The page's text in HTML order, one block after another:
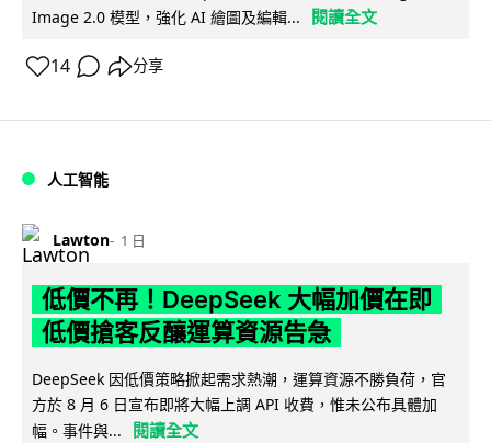
Image 2.0 模型，強化 AI 繪圖及編輯...
閱讀全文
14 分享
人工智能
Lawton 1 日
低價不再！DeepSeek 大幅加價在即
低價搶客反釀運算資源告急
DeepSeek 因低價策略掀起需求熱潮，運算資源不勝負荷，官
方於 8 月 6 日宣布即將大幅上調 API 收費，惟未公布具體加
幅。事件與...
閱讀全文